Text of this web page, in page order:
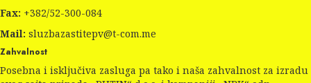
Fax: +382/52-300-084
Mail: sluzbazastitepv@t-com.me
Zahvalnost
Posebna i isključiva zasluga pa tako i naša zahvalnost za izradu